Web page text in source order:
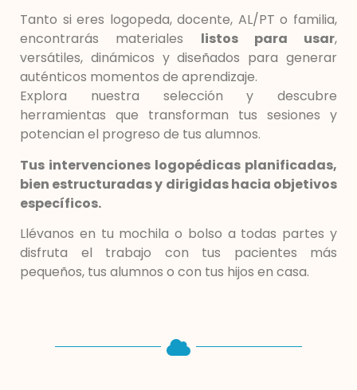
Tanto si eres logopeda, docente, AL/PT o familia,
encontrarás materiales listos para usar,
versátiles, dinámicos y diseñados para generar
auténticos momentos de aprendizaje.
Explora nuestra selección y descubre
herramientas que transforman tus sesiones y
potencian el progreso de tus alumnos.
Tus intervenciones logopédicas planificadas,
bien estructuradas y dirigidas hacia objetivos
específicos.
Llévanos en tu mochila o bolso a todas partes y
disfruta el trabajo con tus pacientes más
pequeños, tus alumnos o con tus hijos en casa.